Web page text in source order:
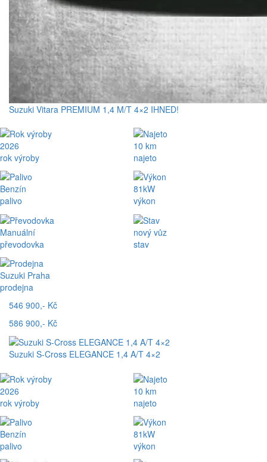
Suzuki Vitara PREMIUM 1,4 M/T 4×2 IHNED!
2026
rok výroby
Benzín
palivo
Manuální
převodovka
Suzuki Praha
prodejna
10 km
najeto
81kW
výkon
nový vůz
stav
546 900,- Kč
586 900,- Kč
Suzuki S-Cross ELEGANCE 1,4 A/T 4×2
2026
rok výroby
Benzín
palivo
10 km
najeto
81kW
výkon